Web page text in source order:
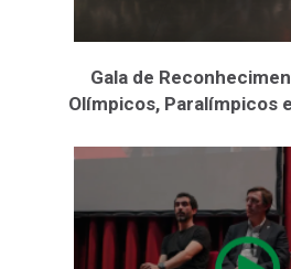
Gala de
Olímpicos, Paralímpicos